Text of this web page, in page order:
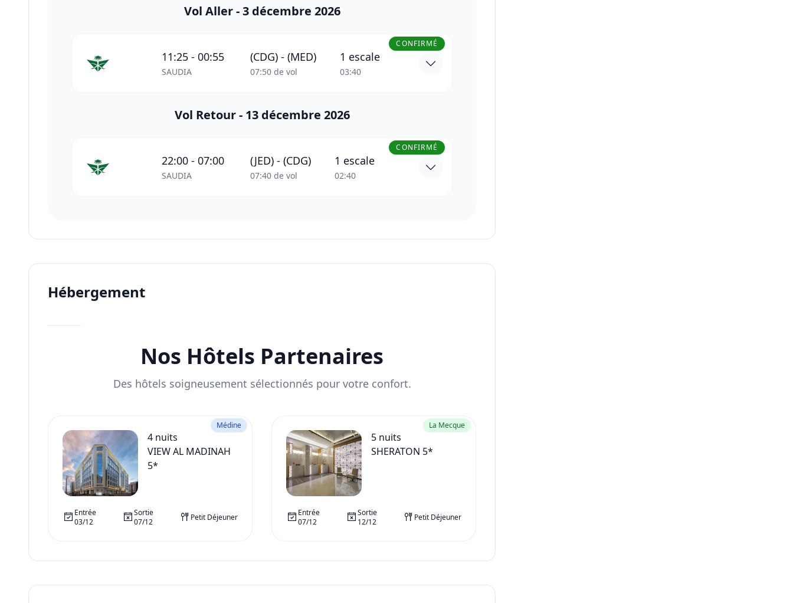
Vol Aller -3 décembre 2026
CONFIRMÉ
11:25 - 00:55
SAUDIA
(CDG) - (MED)
07:50 de vol
1 escale
03:40
Vol Retour - 13 décembre 2026
CONFIRMÉ
22:00 - 07:00
SAUDIA
(JED) - (CDG)
07:40 de vol
1 escale
02:40
Hébergement
Nos Hôtels Partenaires
Des hôtels soigneusement sélectionnés pour votre confort.
Médine
4 nuits
VIEW AL MADINAH
5*
Entrée
03/12
Sortie
07/12
Petit Déjeuner
La Mecque
5 nuits
SHERATON 5*
Entrée
07/12
Sortie
12/12
Petit Déjeuner